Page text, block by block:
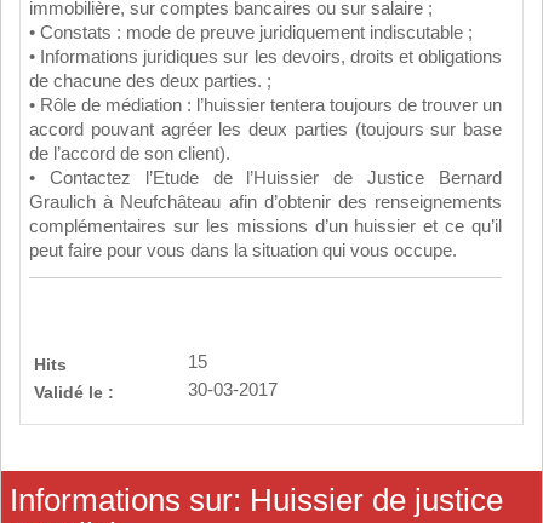
immobilière, sur comptes bancaires ou sur salaire ;
• Constats : mode de preuve juridiquement indiscutable ;
• Informations juridiques sur les devoirs, droits et obligations
de chacune des deux parties. ;
• Rôle de médiation : l’huissier tentera toujours de trouver un
accord pouvant agréer les deux parties (toujours sur base
de l’accord de son client).
• Contactez l’Etude de l’Huissier de Justice Bernard
Graulich à Neufchâteau afin d’obtenir des renseignements
complémentaires sur les missions d’un huissier et ce qu’il
peut faire pour vous dans la situation qui vous occupe.
Hits
15
Validé le :
30-03-2017
Informations sur: Huissier de justice